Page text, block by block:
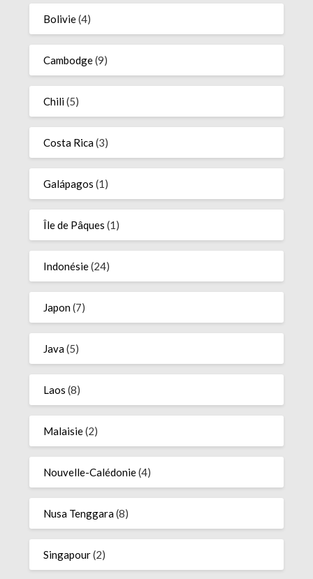
Bolivie(4)
Cambodge(9)
Chili(5)
Costa Rica(3)
Galápagos (1)
Île de Pâques (1)
Indonésie(24)
Japon(7)
Java(5)
Laos (8)
Malaisie(2)
Nouvelle-Calédonie(4)
Nusa Tenggara(8)
Singapour(2)